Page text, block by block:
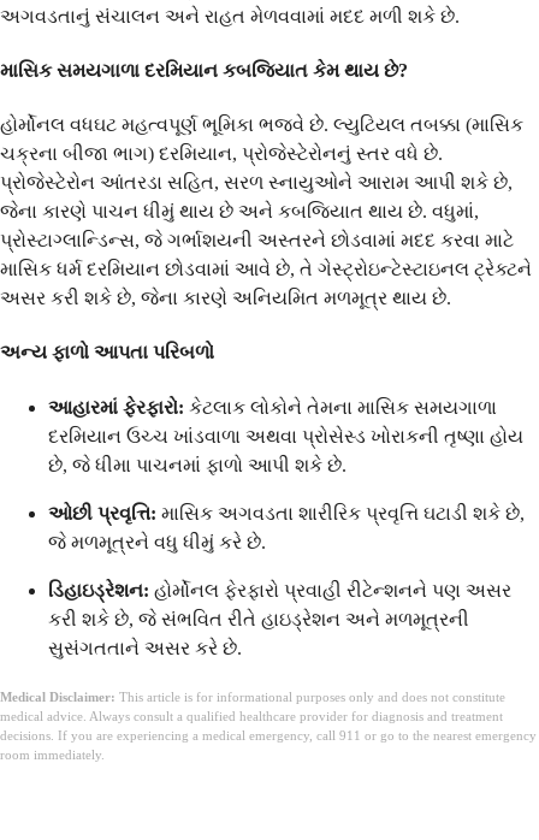
અગવડતાનું સંચાલન અને રાહત મેળવવામાં મદદ મળી શકે છે.
માસિક સમયગાળા દરમિયાન કબજિયાત કેમ થાય છે?
હોર્મોનલ વધઘટ મહત્વપૂર્ણ ભૂમિકા ભજવે છે. લ્યુટિયલ તબક્કા (માસિક
ચક્રના બીજા ભાગ) દરમિયાન, પ્રોજેસ્ટેરોનનું સ્તર વધે છે.
પ્રોજેસ્ટેરોન આંતરડા સહિત, સરળ સ્નાયુઓને આરામ આપી શકે છે,
જેના કારણે પાચન ધીમું થાય છે અને કબજિયાત થાય છે. વધુમાં,
પ્રોસ્ટાગ્લાન્ડિન્સ, જે ગર્ભાશયની અસ્તરને છોડવામાં મદદ કરવા માટે
માસિક ધર્મ દરમિયાન છોડવામાં આવે છે, તે ગેસ્ટ્રોઇન્ટેસ્ટાઇનલ ટ્રેક્ટને
અસર કરી શકે છે, જેના કારણે અનિયમિત મળમૂત્ર થાય છે.
અન્ય ફાળો આપતા પરિબળો
આહારમાં ફેરફારો: કેટલાક લોકોને તેમના માસિક સમયગાળા
દરમિયાન ઉચ્ચ ખાંડવાળા અથવા પ્રોસેસ્ડ ખોરાકની તૃષ્ણા હોય
છે, જે ધીમા પાચનમાં ફાળો આપી શકે છે.
ઓછી પ્રવૃત્તિ: માસિક અગવડતા શારીરિક પ્રવૃત્તિ ઘટાડી શકે છે,
જે મળમૂત્રને વધુ ધીમું કરે છે.
ડિહાઇડ્રેશન: હોર્મોનલ ફેરફારો પ્રવાહી રીટેન્શનને પણ અસર
કરી શકે છે, જે સંભવિત રીતે હાઇડ્રેશન અને મળમૂત્રની
સુસંગતતાને અસર કરે છે.
Medical Disclaimer: This article is for informational purposes only and does not constitute
medical advice. Always consult a qualified healthcare provider for diagnosis and treatment
decisions. If you are experiencing a medical emergency, call 911 or go to the nearest emergency
room immediately.